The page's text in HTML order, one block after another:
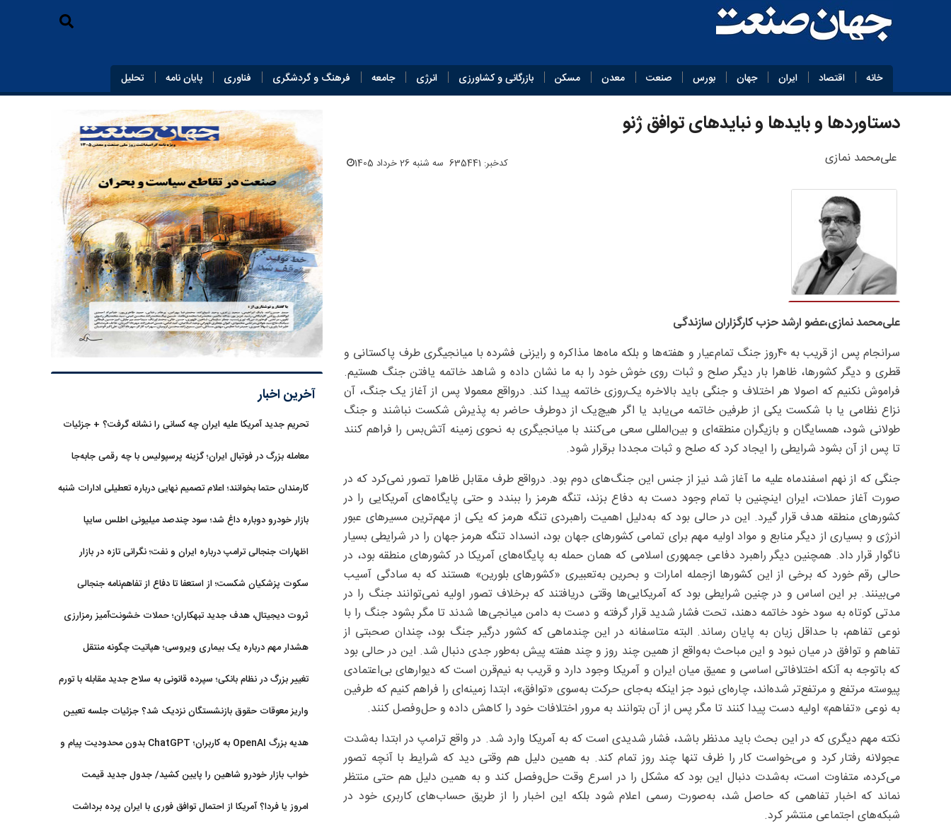
خانه اقتصاد ایران جهان بورس صنعت معدن مسکن بازرگانی و کشاورزی انرژی جامعه فرهنگ و گردشگری فناوری پایان‌ نامه تحلیل
دستاوردها و بایدها و نبایدهای توافق ژنو
علی‌محمد نمازی کدخبر: 635441 سه شنبه 26 خرداد 1405
علی‌محمد نمازی،عضو ارشد حزب کارگزاران سازندگی
سرانجام پس از قریب به ۴۰روز جنگ تمام‌عیار و هفته‌ها و بلکه ماه‌ها مذاکره و رایزنی فشرده با میانجیگری طرف پاکستانی و
قطری و دیگر کشورها، ظاهرا بار دیگر صلح و ثبات روی خوش خود را به ما نشان داده و شاهد خاتمه یافتن جنگ هستیم.
فراموش نکنیم که اصولا هر اختلاف و جنگی باید بالاخره یک‌روزی خاتمه پیدا کند. درواقع معمولا پس از آغاز یک جنگ، آن
نزاع نظامی یا با شکست یکی از طرفین خاتمه می‌یابد یا اگر هیچ‌یک از دوطرف حاضر به پذیرش شکست نباشند و جنگ
طولانی شود، همسایگان و بازیگران منطقه‌ای و بین‌المللی سعی می‌کنند با میانجیگری به نحوی زمینه آتش‌بس را فراهم کنند
تا پس از آن بشود شرایطی را ایجاد کرد که صلح و ثبات مجددا برقرار شود.
جنگی که از نهم اسفندماه علیه ما آغاز شد نیز از جنس این جنگ‌های دوم بود. درواقع طرف مقابل ظاهرا تصور نمی‌کرد که در
صورت آغاز حملات، ایران اینچنین با تمام وجود دست به دفاع بزند، تنگه هرمز را ببندد و حتی پایگاه‌های آمریکایی را در
کشورهای منطقه هدف قرار گیرد. این در حالی بود که به‌دلیل اهمیت راهبردی تنگه هرمز که یکی از مهم‌ترین مسیرهای عبور
انرژی و بسیاری از دیگر منابع و مواد اولیه مهم برای تمامی کشورهای جهان بود، انسداد تنگه هرمز جهان را در شرایطی بسیار
ناگوار قرار داد. همچنین دیگر راهبرد دفاعی جمهوری اسلامی که همان حمله به پایگاه‌های آمریکا در کشورهای منطقه بود، در
حالی رقم خورد که برخی از این کشورها ازجمله امارات و بحرین به‌تعبیری «کشورهای بلورین» هستند که به سادگی آسیب
می‌بینند. بر این اساس و در چنین شرایطی بود که آمریکایی‌ها وقتی دریافتند که برخلاف تصور اولیه نمی‌توانند جنگ را در
مدتی کوتاه به سود خود خاتمه دهند، تحت فشار شدید قرار گرفته و دست به دامن میانجی‌ها شدند تا مگر بشود جنگ را با
نوعی تفاهم، با حداقل زیان به پایان رساند. البته متاسفانه در این چندماهی که کشور درگیر جنگ بود، چندان صحبتی از
تفاهم و توافق در میان نبود و این مباحث به‌واقع از همین چند روز و چند هفته پیش به‌طور جدی دنبال شد. این در حالی بود
که باتوجه به آنکه اختلافاتی اساسی و عمیق میان ایران و آمریکا وجود دارد و قریب به نیم‌قرن است که دیوارهای بی‌اعتمادی
پیوسته مرتفع و مرتفع‌تر شده‌اند، چاره‌ای نبود جز اینکه به‌جای حرکت به‌سوی «توافق»، ابتدا زمینه‌ای را فراهم کنیم که طرفین
به نوعی «تفاهم» اولیه دست پیدا کنند تا مگر پس از آن بتوانند به مرور اختلافات خود را کاهش داده و حل‌وفصل کنند.
نکته مهم دیگری که در این بحث باید مدنظر باشد، فشار شدیدی است که به آمریکا وارد شد. در واقع ترامپ در ابتدا به‌شدت
عجولانه رفتار کرد و می‌خواست کار را ظرف تنها چند روز تمام کند. به همین دلیل هم وقتی دید که شرایط با آنچه تصور
می‌کرده، متفاوت است، به‌شدت دنبال این بود که مشکل را در اسرع وقت حل‌وفصل کند و به همین دلیل هم حتی منتظر
نماند که اخبار تفاهمی که حاصل شد، به‌صورت رسمی اعلام شود بلکه این اخبار را از طریق حساب‌های کاربری خود در
شبکه‌های اجتماعی منتشر کرد.
آخرین اخبار
تحریم جدید آمریکا علیه ایران چه کسانی را نشانه گرفت؟ + جزئیات
معامله بزرگ در فوتبال ایران؛ گزینه پرسپولیس با چه رقمی جابه‌جا
کارمندان حتما بخوانند؛ اعلام تصمیم نهایی درباره تعطیلی ادارات شنبه
بازار خودرو دوباره داغ شد؛ سود چندصد میلیونی اطلس سایپا
اظهارات جنجالی ترامپ درباره ایران و نفت؛ نگرانی تازه در بازار
سکوت پزشکیان شکست؛ از استعفا تا دفاع از تفاهم‌نامه جنجالی
ثروت دیجیتال، هدف جدید تبهکاران؛ حملات خشونت‌آمیز رمزارزی
هشدار مهم درباره یک بیماری ویروسی؛ هپاتیت چگونه منتقل
تغییر بزرگ در نظام بانکی؛ سپرده قانونی به سلاح جدید مقابله با تورم
واریز معوقات حقوق بازنشستگان نزدیک شد؟ جزئیات جلسه تعیین
هدیه بزرگ OpenAI به کاربران؛ ChatGPT بدون محدودیت پیام و
خواب بازار خودرو شاهین را پایین کشید/ جدول جدید قیمت
امروز یا فردا؟ آمریکا از احتمال توافق فوری با ایران پرده برداشت